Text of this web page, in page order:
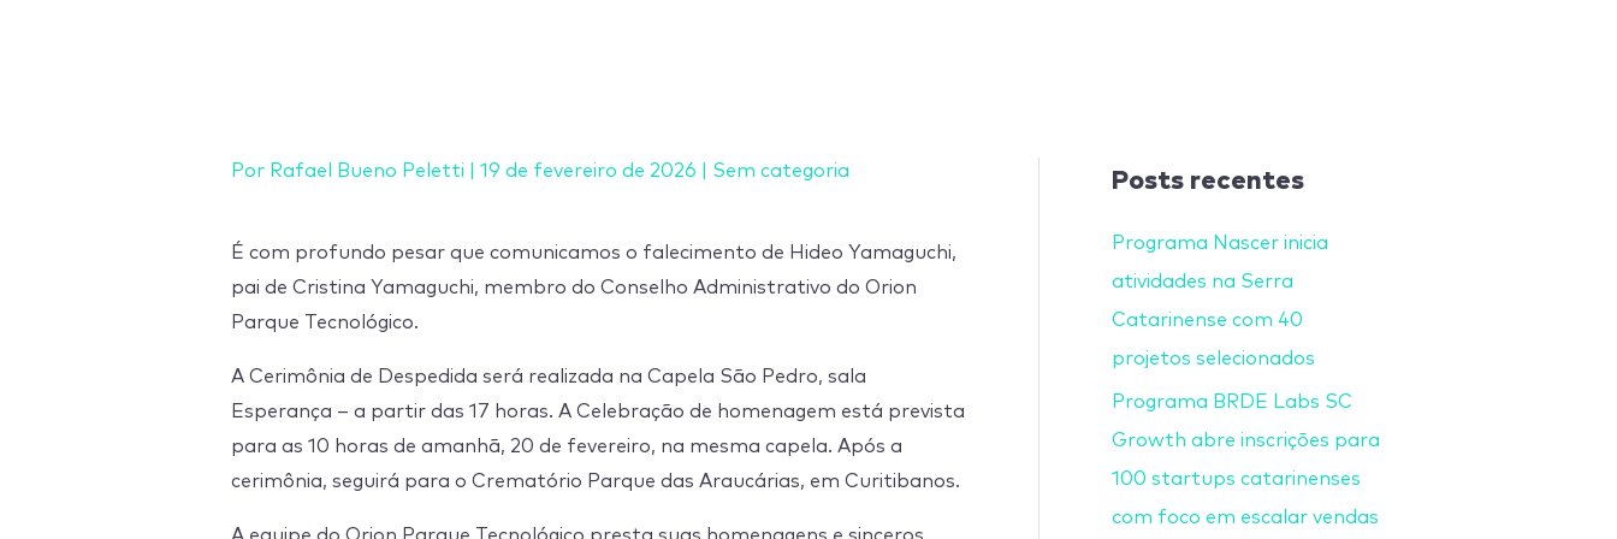
Por Rafael Bueno Peletti 19 de fevereiro de 2026 Sem categoria
É com profundo pesar que comunicamos o falecimento de Hideo Yamaguchi,
pai de Cristina Yamaguchi, membro do Conselho Administrativo do Orion
Parque Tecnológico.
A Cerimônia de Despedida será realizada na Capela São Pedro, sala
Esperança – a partir das 17 horas. A Celebração de homenagem está prevista
para as 10 horas de amanhã, 20 de fevereiro, na mesma capela. Após a
cerimônia, seguirá para o Crematório Parque das Araucárias, em Curitibanos.
Posts recentes
Programa Nascer inicia
atividades na Serra
Catarinense com 40
projetos selecionados
Programa BRDE Labs SC
Growth abre inscrições para
100 startups catarinenses
com foco em escalar vendas